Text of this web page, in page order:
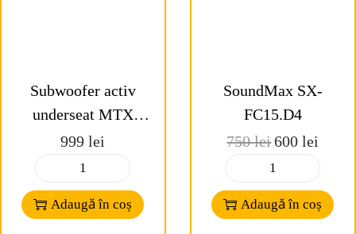
Subwoofer activ
underseat MTX
RTU8P
999lei
Adaugă în coș
SoundMax SX-
FC15.D4
750lei600lei
Adaugă în coș